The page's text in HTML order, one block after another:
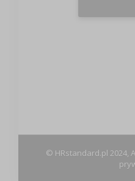
© HRstandard.pl 2024,